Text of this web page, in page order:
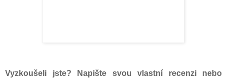
Vyzkoušeli jste? Napište svou vlastní recenzi nebo